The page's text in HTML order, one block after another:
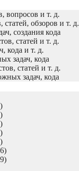
вопросов и т. д.
статей, обзоров и т. д.
создания кода
статей и т. д.
кода и т. д.
задач, кода
статей и т. д.
задач, кода